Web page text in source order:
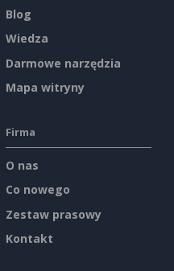
Blog
Wiedza
Darmowe narzędzia
Mapa witryny
Firma
O nas
Co nowego
Zestaw prasowy
Kontakt